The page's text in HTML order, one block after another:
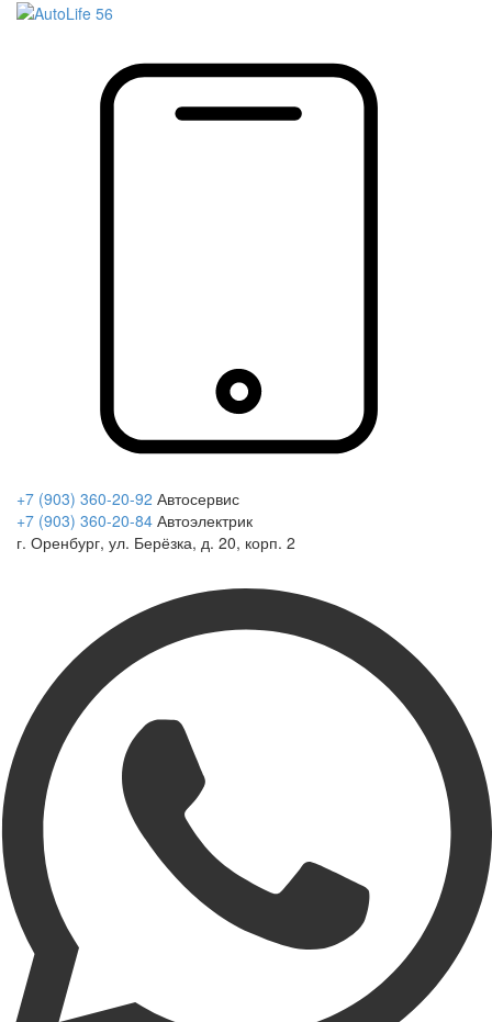
+7 (903) 360-20-92 Автосервис
+7 (903) 360-20-84 Автоэлектрик
г. Оренбург, ул. Берёзка, д. 20, корп. 2